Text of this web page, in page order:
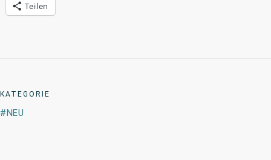
Teilen
KATEGORIE
NEU